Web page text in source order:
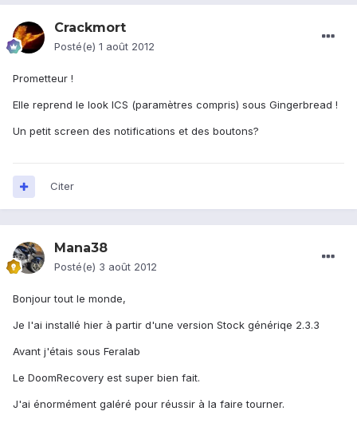
Crackmort
Posté(e) 1 août 2012
Prometteur !
Elle reprend le look ICS (paramètres compris) sous Gingerbread !
Un petit screen des notifications et des boutons?
Citer
Mana38
Posté(e) 3 août 2012
Bonjour tout le monde,
Je l'ai installé hier à partir d'une version Stock génériqe 2.3.3
Avant j'étais sous Feralab
Le DoomRecovery est super bien fait.
J'ai énormément galéré pour réussir à la faire tourner.